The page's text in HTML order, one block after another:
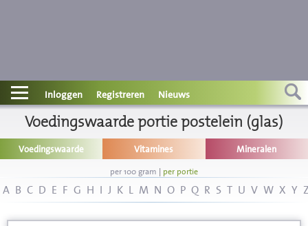
Contact
Informatie
Disclaimer
Inloggen Registreren Nieuws
Voedingswaarde portie postelein (glas)
Voedingswaarde Vitamines Mineralen
per 100 gram | per portie
A B C D E F G H I J K L M N O P Q R S T U V W X Y